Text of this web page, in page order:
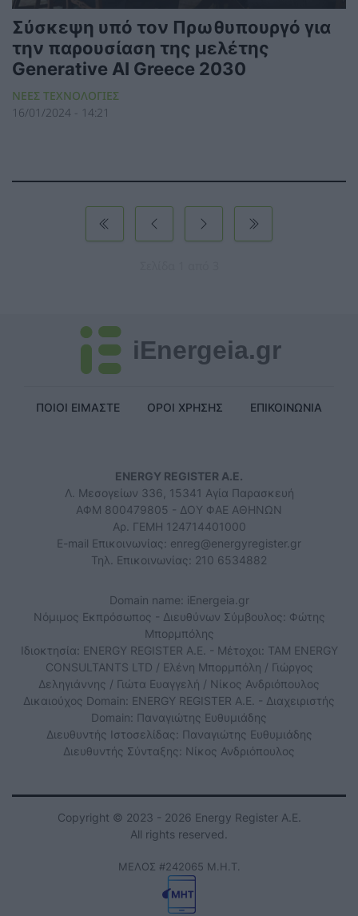
Σύσκεψη υπό τον Πρωθυπουργό για
την παρουσίαση της μελέτης
Generative AI Greece 2030
ΝΕΕΣ ΤΕΧΝΟΛΟΓΙΕΣ
16/01/2024 - 14:21
iEnergeia.gr
ΠΟΙΟΙ ΕΙΜΑΣΤΕ ΟΡΟΙ ΧΡΗΣΗΣ ΕΠΙΚΟΙΝΩΝΙΑ
ENERGY REGISTER Α.Ε.
Λ. Μεσογείων 336, 15341 Αγία Παρασκευή
ΑΦΜ 800479805 - ΔΟΥ ΦΑΕ ΑΘΗΝΩΝ
Αρ. ΓΕΜΗ 124714401000
E-mail Επικοινωνίας: enreg@energyregister.gr
Τηλ. Επικοινωνίας: 210 6534882
Domain name: iEnergeia.gr
Νόμιμος Εκπρόσωπος - Διευθύνων Σύμβουλος: Φώτης
Μπορμπόλης
Ιδιοκτησία: ENERGY REGISTER Α.Ε. - Μέτοχοι: TAM ENERGY
CONSULTANTS LTD / Ελένη Μπορμπόλη / Γιώργος
Δεληγιάννης / Γιώτα Ευαγγελή / Νίκος Ανδριόπουλος
Δικαιούχος Domain: ENERGY REGISTER Α.Ε. - Διαχειριστής
Domain: Παναγιώτης Ευθυμιάδης
Διευθυντής Ιστοσελίδας: Παναγιώτης Ευθυμιάδης
Διευθυντής Σύνταξης: Νίκος Ανδριόπουλος
Copyright © 2023 - 2026 Energy Register Α.Ε.
All rights reserved.
ΜΕΛΟΣ #242065 Μ.Η.Τ.